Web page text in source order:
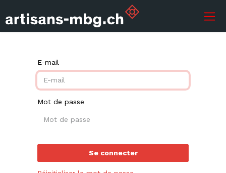
E-mail
Mot de passe
Se connecter